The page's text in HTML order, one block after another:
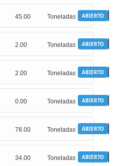
ABIERTO
ABIERTO
ABIERTO
ABIERTO
ABIERTO
ABIERTO